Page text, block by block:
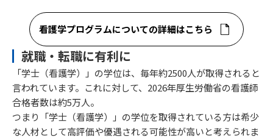
看護学プログラムについての詳細はこちら
就職・転職に有利に
「学士（看護学）」の学位は、毎年約2500人が取得されると
言われています。これに対して、2026年厚生労働省の看護師
合格者数は約5万人。
つまり「学士（看護学）」の学位を取得されている方は希少
な人材として高評価や優遇される可能性が高いと考えられま